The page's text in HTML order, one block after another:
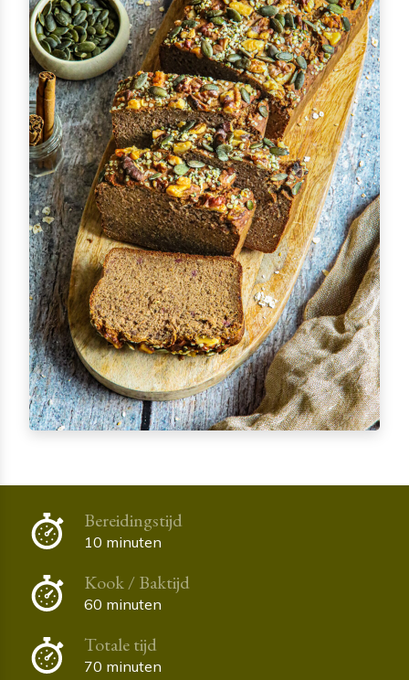
Bereidingstijd
10 minuten
Kook / Baktijd
60 minuten
Totale tijd
70 minuten